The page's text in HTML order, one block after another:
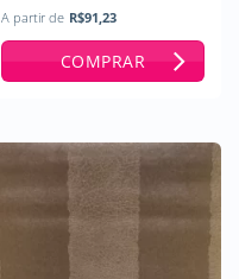
A partir de R$91,23
COMPRAR